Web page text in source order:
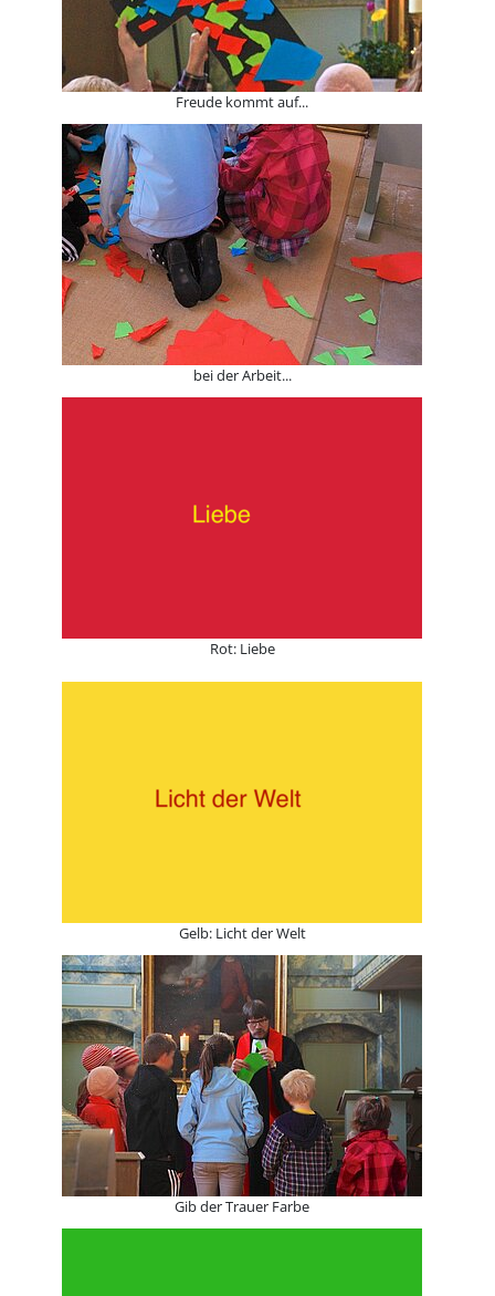
Freude kommt auf...
bei der Arbeit...
Rot: Liebe
Gelb: Licht der Welt
Gib der Trauer Farbe